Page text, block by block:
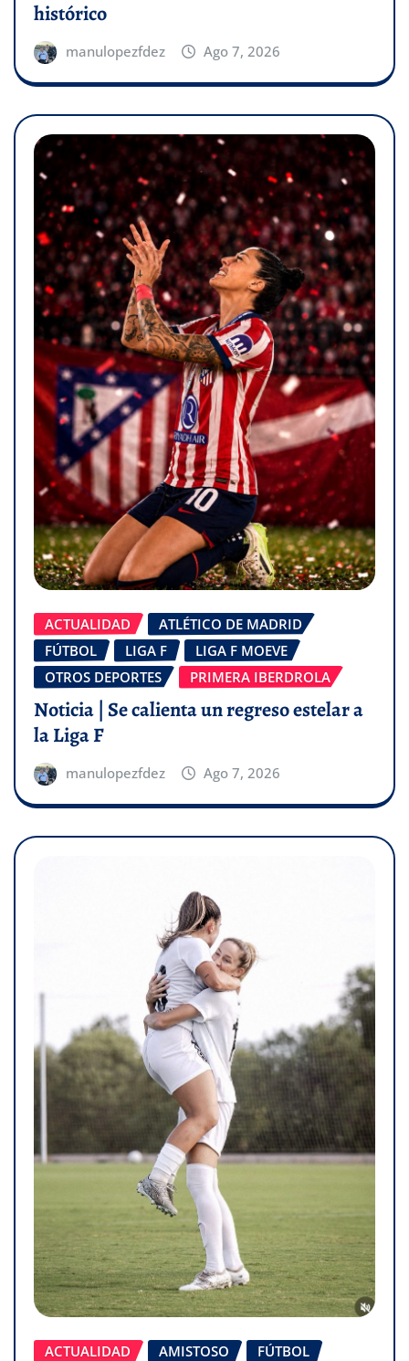
histórico
manulopezfdez Ago 7, 2026
ACTUALIDAD
ATLÉTICO DE MADRID
FÚTBOL
LIGA F
LIGA F MOEVE
OTROS DEPORTES
PRIMERA IBERDROLA
Noticia | Se calienta un regreso estelar a
la Liga F
manulopezfdez Ago 7, 2026
ACTUALIDAD AMISTOSO
FÚTBOL